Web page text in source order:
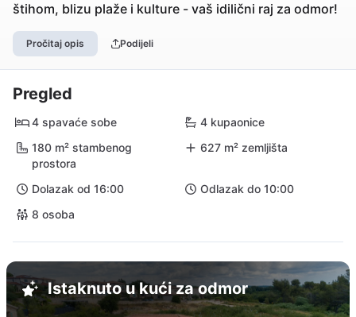
štihom, blizu plaže i kulture - vaš idilični raj za odmor!
Pročitaj opis Podijeli
Pregled
4 spavaće sobe
4 kupaonice
180 m² stambenog
prostora
627 m² zemljišta
Dolazak od 16:00
Odlazak do 10:00
8 osoba
Istaknuto u kući za odmor